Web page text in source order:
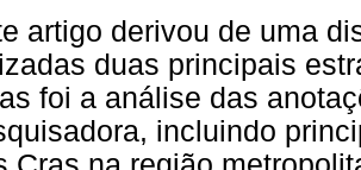
artigo derivou de uma
duas principais
foi a análise das
incluindo